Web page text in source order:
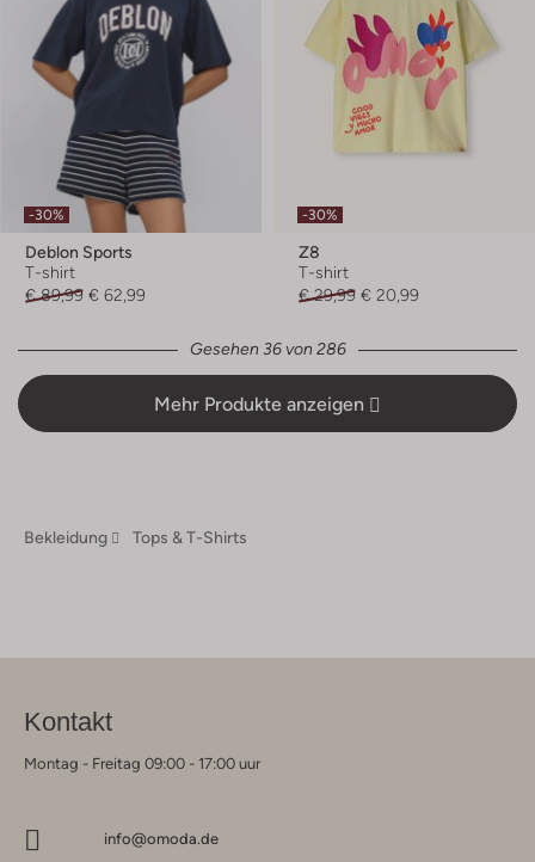
-30%
Deblon Sports
T-shirt
€ 89,99 € 62,99
-30%
Z8
T-shirt
€ 29,99 € 20,99
Gesehen 36 von 286
Mehr Produkte anzeigen
Bekleidung Tops & T-Shirts
Kontakt
Montag - Freitag 09:00 - 17:00 uur
info@omoda.de